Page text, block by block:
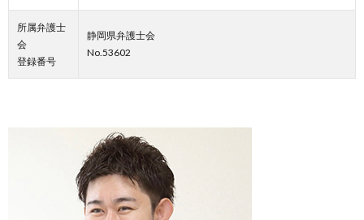
所属弁護士
会
登録番号
静岡県弁護士会
No.53602